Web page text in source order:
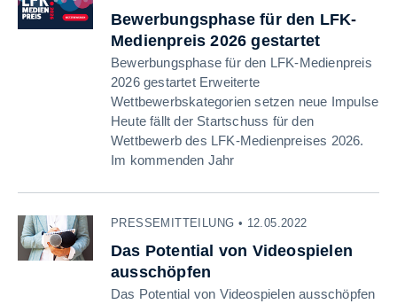
Bewerbungsphase für den LFK-
Medienpreis 2026 gestartet
Bewerbungsphase für den LFK-Medienpreis
2026 gestartet Erweiterte
Wettbewerbskategorien setzen neue Impulse
Heute fällt der Startschuss für den
Wettbewerb des LFK-Medienpreises 2026.
Im kommenden Jahr
PRESSEMITTEILUNG • 12.05.2022
Das Potential von Videospielen
ausschöpfen
Das Potential von Videospielen ausschöpfen